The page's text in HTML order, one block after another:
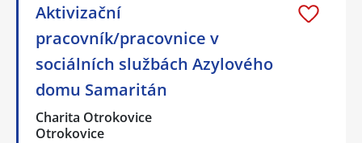
Aktivizační
pracovník/pracovnice v
sociálních službách Azylového
domu Samaritán
Charita Otrokovice
Otrokovice